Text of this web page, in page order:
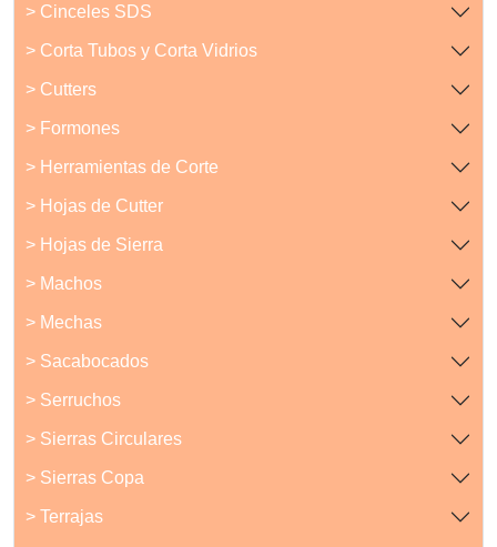
> Cinceles SDS
> Corta Tubos y Corta Vidrios
> Cutters
> Formones
> Herramientas de Corte
> Hojas de Cutter
> Hojas de Sierra
> Machos
> Mechas
> Sacabocados
> Serruchos
> Sierras Circulares
> Sierras Copa
> Terrajas